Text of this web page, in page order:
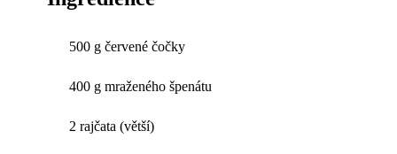
500 g červené čočky
400 g mraženého špenátu
2 rajčata (větší)